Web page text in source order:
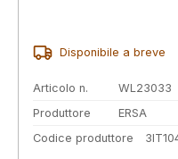
Disponibile a breve
Articolo n.
WL23033
Produttore
ERSA
Codice produttore